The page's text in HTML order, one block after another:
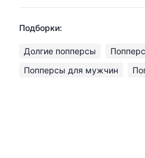
Подборки:
Долгие попперсы
Попперсы для мужчин